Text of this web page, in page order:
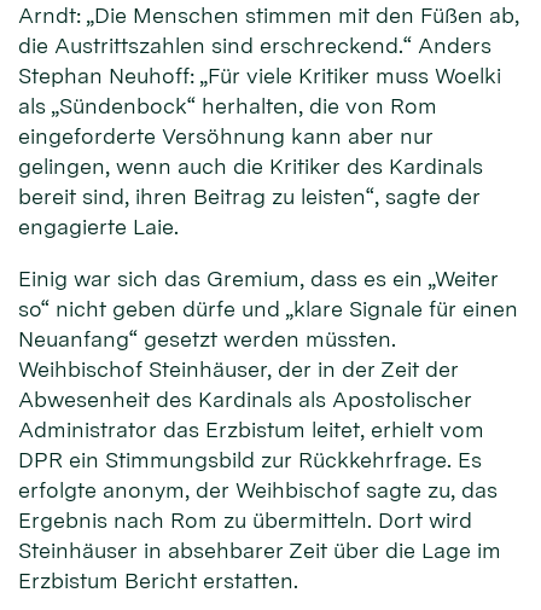
Arndt: „Die Menschen stimmen mit den Füßen ab,
die Austrittszahlen sind erschreckend.“ Anders
Stephan Neuhoff: „Für viele Kritiker muss Woelki
als „Sündenbock“ herhalten, die von Rom
eingeforderte Versöhnung kann aber nur
gelingen, wenn auch die Kritiker des Kardinals
bereit sind, ihren Beitrag zu leisten“, sagte der
engagierte Laie.
Einig war sich das Gremium, dass es ein „Weiter
so“ nicht geben dürfe und „klare Signale für einen
Neuanfang“ gesetzt werden müssten.
Weihbischof Steinhäuser, der in der Zeit der
Abwesenheit des Kardinals als Apostolischer
Administrator das Erzbistum leitet, erhielt vom
DPR ein Stimmungsbild zur Rückkehrfrage. Es
erfolgte anonym, der Weihbischof sagte zu, das
Ergebnis nach Rom zu übermitteln. Dort wird
Steinhäuser in absehbarer Zeit über die Lage im
Erzbistum Bericht erstatten.